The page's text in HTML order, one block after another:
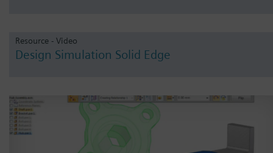
Resource - Video
Design Simulation Solid Edge